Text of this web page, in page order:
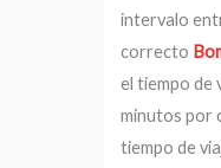
intervalo
correcto
el tiempo de
minutos por
tiempo de